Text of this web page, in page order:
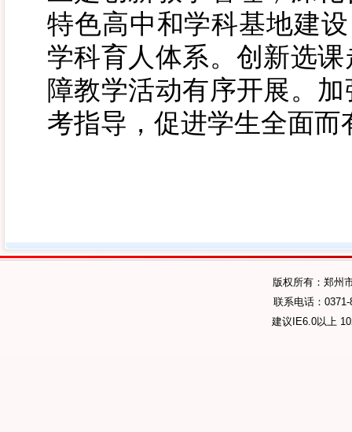
特色高中和学科基地建
学科育人体系。创新选
障教学活动有序开展。
考指导，促进学生全面而
版权所有：郑州
联系电话：
建议IE6.0以上